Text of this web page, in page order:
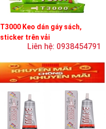
T3000 Keo dán gáy sách,
sticker trên vải
Liên hệ: 0938454791